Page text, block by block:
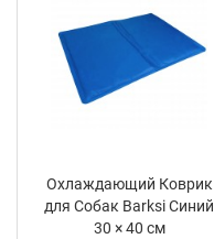
Охлаждающий Коврик
для Собак Barksi Синий
30 × 40 см